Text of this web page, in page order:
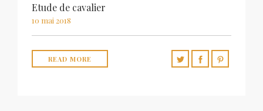
Etude de cavalier
10 mai 2018
READ MORE